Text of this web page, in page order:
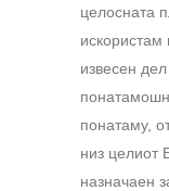
целосната
извесен
понатаму,
низ целиот
назначаен